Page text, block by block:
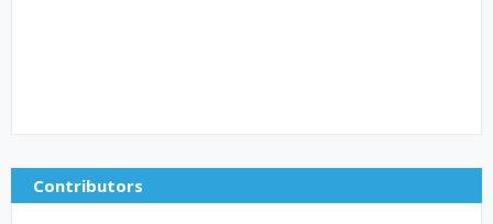
Contributors